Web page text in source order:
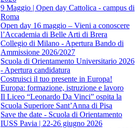
9 Maggio | Open day Cattolica - campus di
Roma
Open day 16 maggio – Vieni a conoscere
l’Accademia di Belle Arti di Brera
Collegio di Milano - Apertura Bando di
Ammissione 2026/2027
Scuola di Orientamento Universitario 2026
- Apertura candidatura
Costruisci il tuo presente in Europa!
Europa: formazione, istruzione e lavoro
Il Liceo “Leonardo Da Vinci” ospita la
Scuola Superiore Sant’Anna di Pisa
Save the date - Scuola di Orientamento
IUSS Pavia | 22-26 giugno 2026